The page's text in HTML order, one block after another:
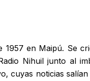
en Maipú. Se
Nihuil junto al
cuyas noticias